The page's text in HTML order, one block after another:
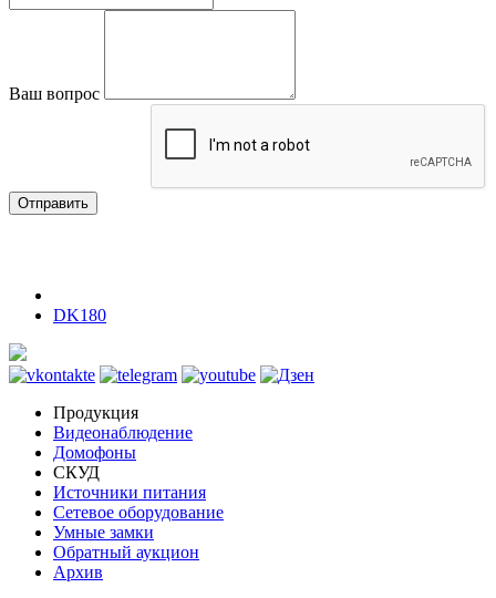
Ваш вопрос
Отправить
DK180
Продукция
Видеонаблюдение
Домофоны
СКУД
Источники питания
Сетевое оборудование
Умные замки
Обратный аукцион
Архив